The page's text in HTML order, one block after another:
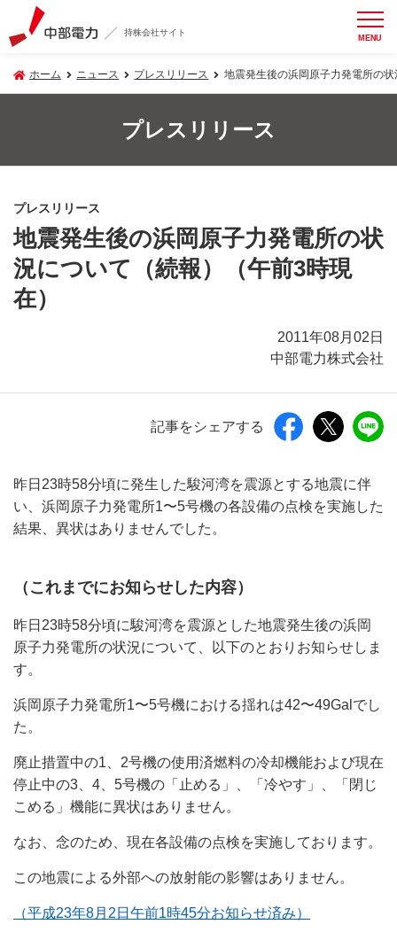
持株会社サイト MENU
ホーム ニュース プレスリリース 地震発生後の浜岡原子力発電所の
プレスリリース
プレスリリース
地震発生後の浜岡原子力発電所の状
況について（続報）（午前3時現
在）
2011年08月02日
中部電力株式会社
記事をシェアする
昨日23時58分頃に発生した駿河湾を震源とする地震に伴
い、浜岡原子力発電所1〜5号機の各設備の点検を実施した
結果、異状はありませんでした。
（これまでにお知らせした内容）
昨日23時58分頃に駿河湾を震源とした地震発生後の浜岡
原子力発電所の状況について、以下のとおりお知らせしま
す。
浜岡原子力発電所1〜5号機における揺れは42〜49Galでし
た。
廃止措置中の1、2号機の使用済燃料の冷却機能および現在
停止中の3、4、5号機の「止める」、「冷やす」、「閉じ
こめる」機能に異状はありません。
なお、念のため、現在各設備の点検を実施しております。
この地震による外部への放射能の影響はありません。
（平成23年8月2日午前1時45分お知らせ済み）